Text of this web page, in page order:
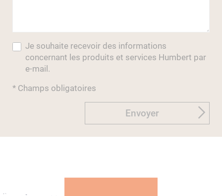
Je souhaite recevoir des informations
concernant les produits et services Humbert par
e-mail.
* Champs obligatoires
Envoyer